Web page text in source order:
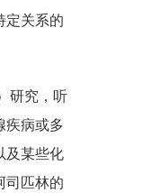
定关系的
研究，听
疾病或多
及某些化
司匹林的